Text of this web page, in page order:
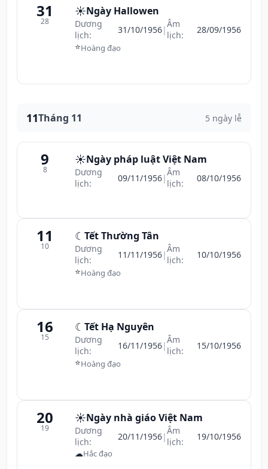
31
28
☀️Ngày Hallowen
Dương
lịch:
31/10/1956|Âm
lịch:
28/09/1956
⭐Hoàng đạo
11Tháng 11 5 ngày lễ
9
8
☀️Ngày pháp luật Việt Nam
Dương
lịch:
09/11/1956|Âm
lịch:
08/10/1956
11
10
☾ Tết Thường Tân
Dương
lịch:
11/11/1956|Âm
lịch:
10/10/1956
⭐Hoàng đạo
16
15
☾ Tết Hạ Nguyên
Dương
lịch:
16/11/1956|Âm
lịch:
15/10/1956
⭐Hoàng đạo
20
19
☀️Ngày nhà giáo Việt Nam
Dương
lịch:
20/11/1956|Âm
lịch:
19/10/1956
☁Hắc đạo